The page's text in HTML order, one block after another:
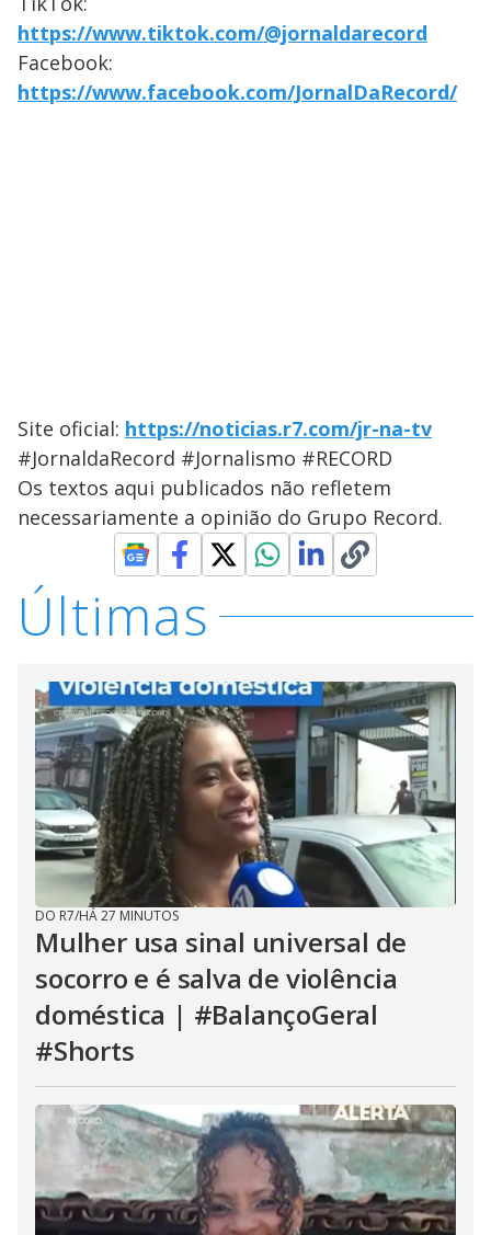
https://www.tiktok.com/@jornaldarecord
Facebook:
https://www.facebook.com/JornalDaRecord/
Site oficial: https://noticias.r7.com/jr-na-tv
#JornaldaRecord #Jornalismo #RECORD
Os textos aqui publicados não refletem
necessariamente a opinião do Grupo Record.
Últimas
DO R7/HÁ 27 MINUTOS
Mulher usa sinal universal de
socorro e é salva de violência
doméstica | #BalançoGeral
#Shorts